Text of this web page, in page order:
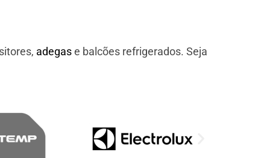
adegase balcões refrigerados. Seja